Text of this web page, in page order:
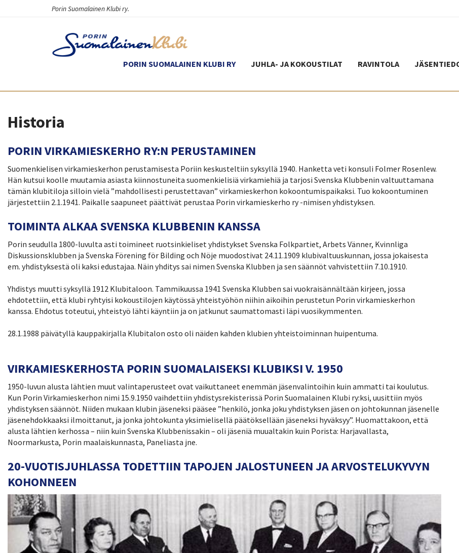
Porin Suomalainen Klubi ry.
PORIN SUOMALAINEN KLUBI RY JUHLA- JA KOKOUSTILAT RAVINTOLA
Historia
PORIN VIRKAMIESKERHO RY:N PERUSTAMINEN
Suomenkielisen virkamieskerhon perustamisesta Poriin keskusteltiin syksyllä 1940. Hanketta veti konsuli Folmer Rosenlew.
Hän kutsui koolle muutamia asiasta kiinnostuneita suomenkielisiä virkamiehiä ja tarjosi Svenska Klubbenin valtuuttamana
tämän klubitiloja silloin vielä ”mahdollisesti perustettavan” virkamieskerhon kokoontumispaikaksi. Tuo kokoontuminen
järjestettiin 2.1.1941. Paikalle saapuneet päättivät perustaa Porin virkamieskerho ry -nimisen yhdistyksen.
TOIMINTA ALKAA SVENSKA KLUBBENIN KANSSA
Porin seudulla 1800-luvulta asti toimineet ruotsinkieliset yhdistykset Svenska Folkpartiet, Arbets Vänner, Kvinnliga
Diskussionsklubben ja Svenska Förening för Bilding och Nöje muodostivat 24.11.1909 klubivaltuuskunnan, jossa jokaisesta
em. yhdistyksestä oli kaksi edustajaa. Näin yhditys sai nimen Svenska Klubben ja sen säännöt vahvistettiin 7.10.1910.
Yhdistys muutti syksyllä 1912 Klubitaloon. Tammikuussa 1941 Svenska Klubben sai vuokraisännältään kirjeen, jossa
ehdotettiin, että klubi ryhtyisi kokoustilojen käytössä yhteistyöhön niihin aikoihin perustetun Porin virkamieskerhon
kanssa. Ehdotus toteutui, yhteistyö lähti käyntiin ja on jatkunut saumattomasti läpi vuosikymmenten.
28.1.1988 päivätyllä kauppakirjalla Klubitalon osto oli näiden kahden klubien yhteistoiminnan huipentuma.
VIRKAMIESKERHOSTA PORIN SUOMALAISEKSI KLUBIKSI V. 1950
1950-luvun alusta lähtien muut valintaperusteet ovat vaikuttaneet enemmän jäsenvalintoihin kuin ammatti tai koulutus.
Kun Porin Virkamieskerhon nimi 15.9.1950 vaihdettiin yhdistysrekisterissä Porin Suomalainen Klubi ry:ksi, uusittiin myös
yhdistyksen säännöt. Niiden mukaan klubin jäseneksi pääsee ”henkilö, jonka joku yhdistyksen jäsen on johtokunnan jäsenelle
jäsenehdokkaaksi ilmoittanut, ja jonka johtokunta yksimielisellä päätöksellään jäseneksi hyväksyy”. Huomattakoon, että
alusta lähtien kerhossa – niin kuin Svenska Klubbenissakin – oli jäseniä muualtakin kuin Porista: Harjavallasta,
Noormarkusta, Porin maalaiskunnasta, Paneliasta jne.
20-VUOTISJUHLASSA TODETTIIN TAPOJEN JALOSTUNEEN JA ARVOSTELUKYVYN
KOHONNEEN